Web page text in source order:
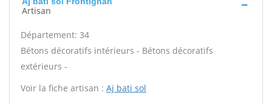
Artisan
Département: 34
Bétons décoratifs intérieurs - Bétons décoratifs
extérieurs -
Voir la fiche artisan : Aj bati sol